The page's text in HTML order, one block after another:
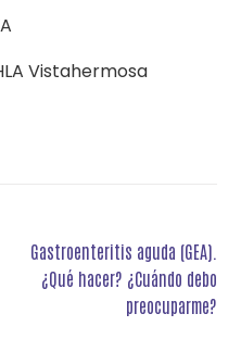
Vistahermosa
Gastroenteritis aguda (GEA).
¿Qué hacer? ¿Cuándo debo
preocuparme?